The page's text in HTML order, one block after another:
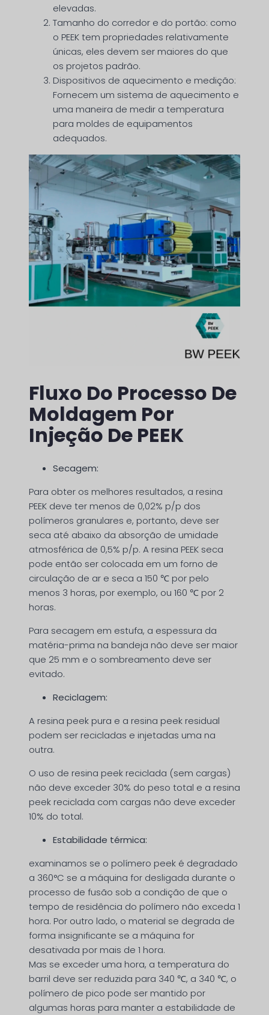
elevadas.
Tamanho do corredor e do portão: como
o PEEK tem propriedades relativamente
únicas, eles devem ser maiores do que
os projetos padrão.
Dispositivos de aquecimento e medição:
Fornecem um sistema de aquecimento e
uma maneira de medir a temperatura
para moldes de equipamentos
adequados.
Fluxo Do Processo De
Moldagem Por
Injeção De PEEK
Secagem:
Para obter os melhores resultados, a resina
PEEK deve ter menos de 0,02% p/p dos
polímeros granulares e, portanto, deve ser
seca até abaixo da absorção de umidade
atmosférica de 0,5% p/p. A resina PEEK seca
pode então ser colocada em um forno de
circulação de ar e seca a 150 ℃ por pelo
menos 3 horas, por exemplo, ou 160 ℃ por 2
horas.
Para secagem em estufa, a espessura da
matéria-prima na bandeja não deve ser maior
que 25 mm e o sombreamento deve ser
evitado.
Reciclagem:
A resina peek pura e a resina peek residual
podem ser recicladas e injetadas uma na
outra.
O uso de resina peek reciclada (sem cargas)
não deve exceder 30% do peso total e a resina
peek reciclada com cargas não deve exceder
10% do total.
Estabilidade térmica:
examinamos se o polímero peek é degradado
a 360°C se a máquina for desligada durante o
processo de fusão sob a condição de que o
tempo de residência do polímero não exceda 1
hora. Por outro lado, o material se degrada de
forma insignificante se a máquina for
desativada por mais de 1 hora.
Mas se exceder uma hora, a temperatura do
barril deve ser reduzida para 340 ℃, a 340 ℃, o
polímero de pico pode ser mantido por
algumas horas para manter a estabilidade de